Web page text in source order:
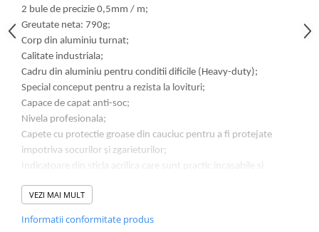
Lampi Gabarit LED
Lampi gabarit auto si remorci
Lampi gabarit cu brat auto si
remorci
Lampi interior, Plafoniere
Lampi LED auto dedicate
Lampi numar Inmatriculare
Lampi Stop, Semnalizare & Triple
Lampi Fata LED & Semnalizare
Lampi Spate cu Bec & Triple
Lampi Spate LED & Triple
2 bule de precizie 0,5mm / m;
Greutate neta: 790g;
Corp din aluminiu turnat;
Calitate industriala;
Cadru din aluminiu pentru conditii dificile (Heavy-duty);
Special conceput pentru a rezista la lovituri;
Capace de capat anti-soc;
Nivela profesionala;
Capete cu protectie groase din cauciuc pentru a fi protejate
impotriva socurilor și zgarieturilor;
Indicatoare din sticla acrilica care sunt practic incasabile si
Protejat anticoroziune;
VEZI MAI MULT
Informatii conformitate produs